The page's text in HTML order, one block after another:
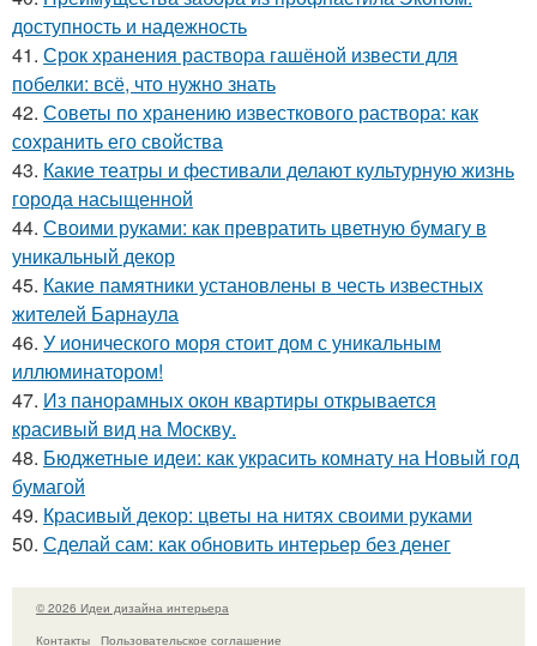
доступность и надежность
41. Срок хранения раствора гашёной извести для
побелки: всё, что нужно знать
42. Советы по хранению известкового раствора: как
сохранить его свойства
43. Какие театры и фестивали делают культурную жизнь
города насыщенной
44. Своими руками: как превратить цветную бумагу в
уникальный декор
45. Какие памятники установлены в честь известных
жителей Барнаула
46. У ионического моря стоит дом с уникальным
иллюминатором!
47. Из панорамных окон квартиры открывается
красивый вид на Москву.
48. Бюджетные идеи: как украсить комнату на Новый год
бумагой
49. Красивый декор: цветы на нитях своими руками
50. Сделай сам: как обновить интерьер без денег
© 2026 Идеи дизайна интерьера
Контакты
Пользовательское соглашение